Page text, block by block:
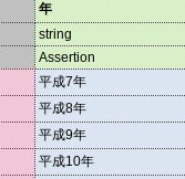
年
string
Assertion
平成7年
平成8年
平成9年
平成10年